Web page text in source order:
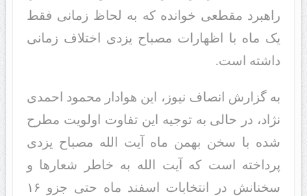
راهبرد مقطعی خوانده که به لحاظ زمانی فقط
یک ماه با اظهارات مصباح یزدی اختلاف زمانی
داشته است.
به گزارش انصاف نیوز، این هوادار محمود احمدی
نژاد، در حالی به توجیه این تفاوت اولویت مطرح
شده با سخن بهمن ماه آیت الله مصباح یزدی
پرداخته است که آیت الله به خاطر شعارها و
سخنانش در انتخابات اسفند ماه حتی جزو ۱۶